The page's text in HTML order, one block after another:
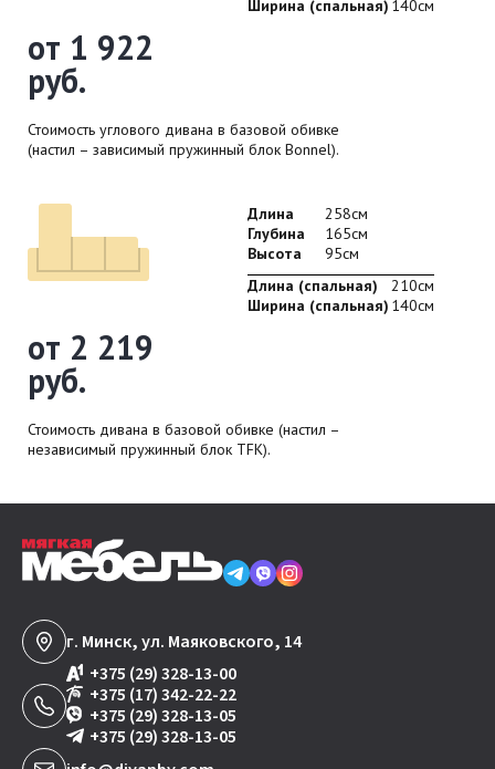
от 1 922
руб.
Ширина (спальная) 140см
Стоимость углового дивана в базовой обивке
(настил – зависимый пружинный блок Bonnel).
от 2 219
руб.
Длина
258см
Глубина
165см
Высота
95см
Длина (спальная)
210см
Ширина (спальная) 140см
Стоимость дивана в базовой обивке (настил –
независимый пружинный блок TFK).
г. Минск, ул. Маяковского, 14
+375 (29) 328-13-00
+375 (17) 342-22-22
+375 (29) 328-13-05
+375 (29) 328-13-05